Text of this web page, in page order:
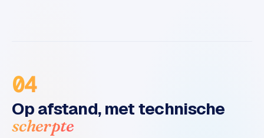
n
u
s
04
Op afstand, met technische
scherpte